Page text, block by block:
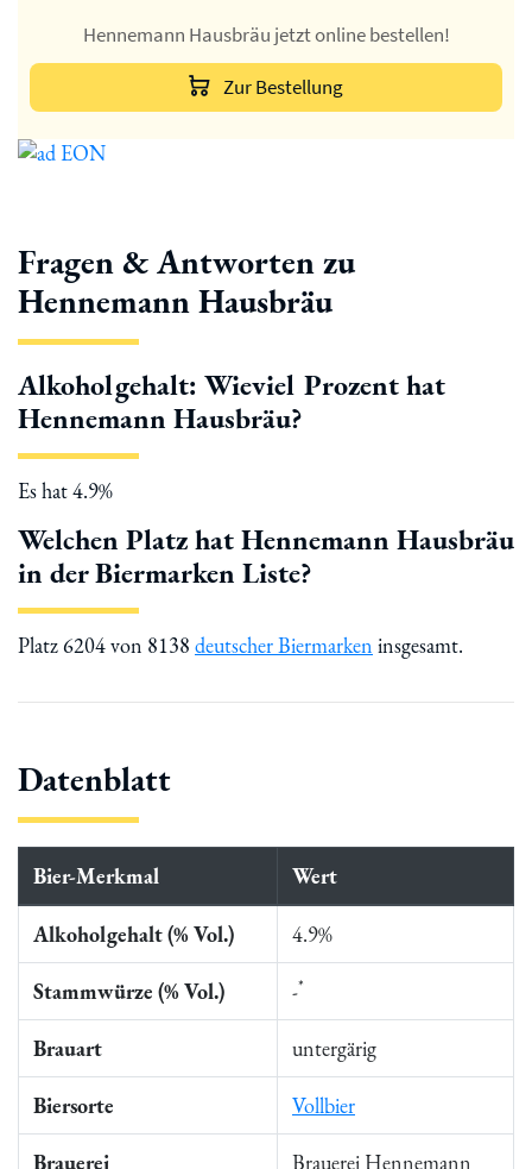
Hennemann Hausbräu jetzt online bestellen!
Zur Bestellung
Fragen & Antworten zu
Hennemann Hausbräu
Alkoholgehalt: Wieviel Prozent hat
Hennemann Hausbräu?
Es hat 4.9%
Welchen Platz hat Hennemann Hausbräu
in der Biermarken Liste?
Platz 6204 von 8138 deutscher Biermarken insgesamt.
Datenblatt
Bier-Merkmal Wert
Alkoholgehalt (% Vol.) 4.9%
Stammwürze (% Vol.) -*
Brauart untergärig
Biersorte Vollbier
Brauerei Brauerei Hennemann